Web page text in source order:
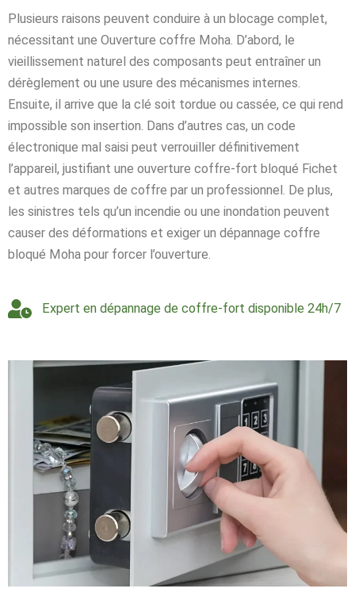
Plusieurs raisons peuvent conduire à un blocage complet,
nécessitant une Ouverture coffre Moha. D’abord, le
vieillissement naturel des composants peut entraîner un
dérèglement ou une usure des mécanismes internes.
Ensuite, il arrive que la clé soit tordue ou cassée, ce qui rend
impossible son insertion. Dans d’autres cas, un code
électronique mal saisi peut verrouiller définitivement
l’appareil, justifiant une ouverture coffre-fort bloqué Fichet
et autres marques de coffre par un professionnel. De plus,
les sinistres tels qu’un incendie ou une inondation peuvent
causer des déformations et exiger un dépannage coffre
bloqué Moha pour forcer l’ouverture.
Expert en dépannage de coffre-fort disponible 24h/7